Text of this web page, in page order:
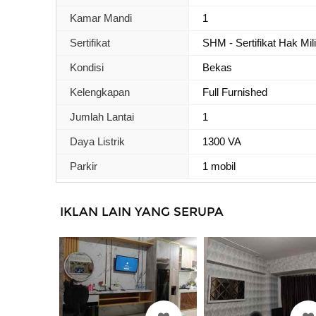
Kamar Mandi 1
Sertifikat SHM - Sertifikat Hak
Kondisi Bekas
Kelengkapan Full Furnished
Jumlah Lantai 1
Daya Listrik 1300 VA
Parkir 1 mobil
IKLAN LAIN YANG SERUPA